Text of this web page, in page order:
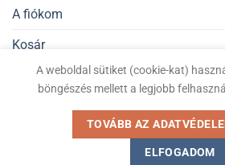
A fiókom
Kosár
Általános Szerződési Feltételek
Kiskertigep.hu © Minden jog
A weboldal sütiket (cookie-kat)
böngészés mellett a legjobb
TOVÁBB AZ
ELFOGADOM